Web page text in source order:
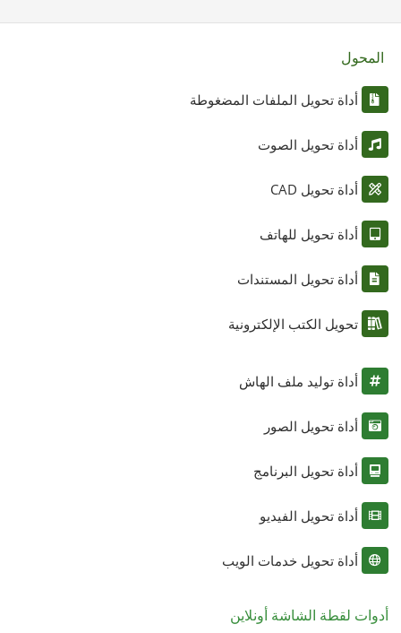
المحول
أداة تحويل الملفات المضغوطة
أداة تحويل الصوت
أداة تحويل CAD
أداة تحويل للهاتف
أداة تحويل المستندات
تحويل الكتب الإلكترونية
أداة توليد ملف الهاش
أداة تحويل الصور
أداة تحويل البرنامج
أداة تحويل الفيديو
أداة تحويل خدمات الويب
أدوات لقطة الشاشة أونلاين